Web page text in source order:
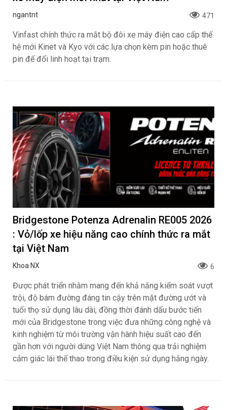
ngantnt 471
Vinfast chính thức ra mắt bộ đôi xe máy điện cao cấp thế
hệ mới Kinet và Kyo với các lựa chọn kèm pin hoặc thuê
pin để đổi linh hoạt tại trạm.
Bridgestone Potenza Adrenalin RE005 2026
: Vỏ/lốp xe hiệu năng cao chính thức ra mắt
tại Việt Nam
Khoa NX 6
Được phát triển nhằm mang đến khả năng kiểm soát vượt
trội, độ bám đường đáng tin cậy trên mặt đường ướt và
tuổi thọ sử dụng lâu dài, đồng thời đánh dấu bước tiến
mới của Bridgestone trong việc đưa những công nghệ và
kinh nghiệm từ môi trường vận hành hiệu suất cao đến
gần hơn với người dùng Việt Nam thông qua trải nghiệm
cảm giác lái thể thao trong điều kiện sử dụng hằng ngày.